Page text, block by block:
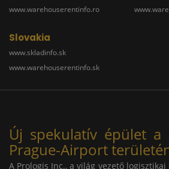
www.warehouserentinfo.ro
Slovakia
www.skladinfo.sk
www.warehouserentinfo.sk
Új spekulatív épület a
Prague-Airport
A Prologis Inc., a világ vezető